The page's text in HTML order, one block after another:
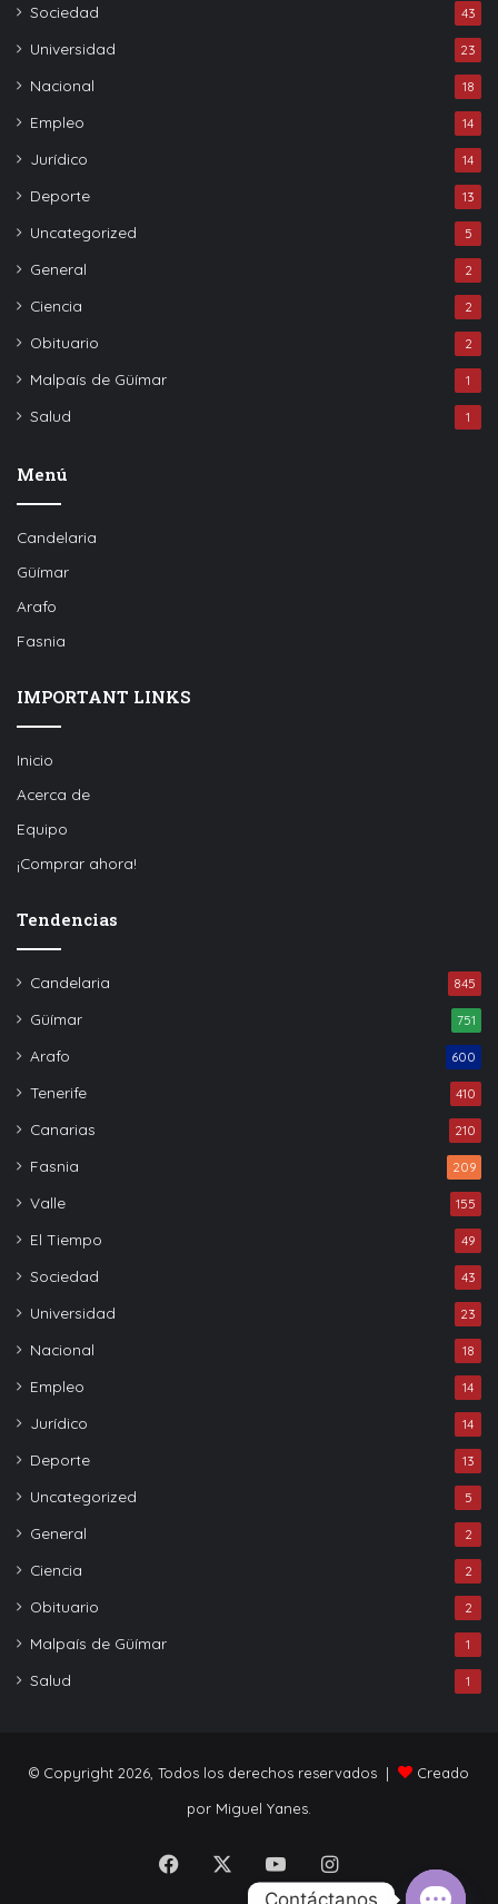
Sociedad 43
Universidad 23
Nacional 18
Empleo 14
Jurídico 14
Deporte 13
Uncategorized 5
General 2
Ciencia 2
Obituario 2
Malpaís de Güímar 1
Salud 1
Menú
Candelaria
Güímar
Arafo
Fasnia
IMPORTANT LINKS
Inicio
Acerca de
Equipo
¡Comprar ahora!
Tendencias
Candelaria 845
Güímar 751
Arafo 600
Tenerife 410
Canarias 210
Fasnia 209
Valle 155
El Tiempo 49
Sociedad 43
Universidad 23
Nacional 18
Empleo 14
Jurídico 14
Deporte 13
Uncategorized 5
General 2
Ciencia 2
Obituario 2
Malpaís de Güímar 1
Salud 1
© Copyright 2026, Todos los derechos reservados |
Creado
por Miguel Yanes.
Facebook YouTubeInstagram
Contáctanos